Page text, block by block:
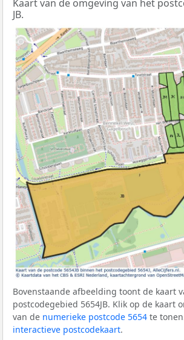
Kaart van de omgeving van het
JB.
Bovenstaande afbeelding toont de kaart
postcodegebied 5654JB. Klik op de kaart
van de numerieke postcode 5654 te
interactieve postcodekaart.